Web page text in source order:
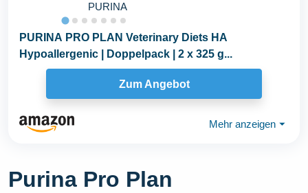
PURINA
PURINA PRO PLAN Veterinary Diets HA
Hypoallergenic | Doppelpack | 2 x 325 g...
Zum Angebot
Mehr anzeigen ⏷
Purina Pro Plan